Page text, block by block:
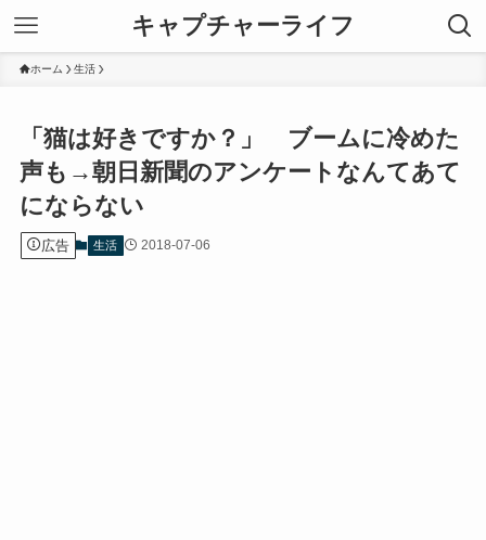
キャプチャーライフ
ホーム 生活
「猫は好きですか？」 ブームに冷めた
声も→朝日新聞のアンケートなんてあて
にならない
広告 生活 2018-07-06